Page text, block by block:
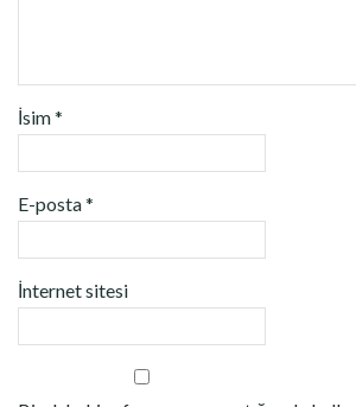
İsim*
E-posta*
İnternet sitesi